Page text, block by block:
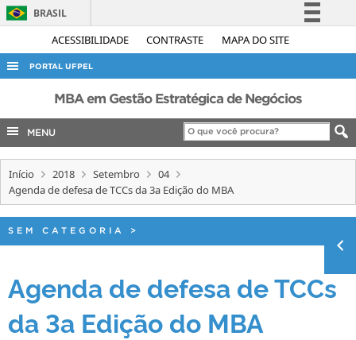
ACESSIBILIDADE CONTRASTE MAPA DO SITE
BRASIL
Simplifique!
Acesso à informação
Legislação
Canais
PORTAL UFPEL
ACESSO À INFORMAÇÃO
AUDITORIA
COBALTO
CONCURSOS
INTERNACIONAL
MBA em Gestão Estratégica de Negócios
MENU
Início 2018 Setembro
04
Agenda de defesa de TCCs da 3a Edição do MBA
SEM CATEGORIA >
Agenda de defesa de TCCs
da 3a Edição do MBA